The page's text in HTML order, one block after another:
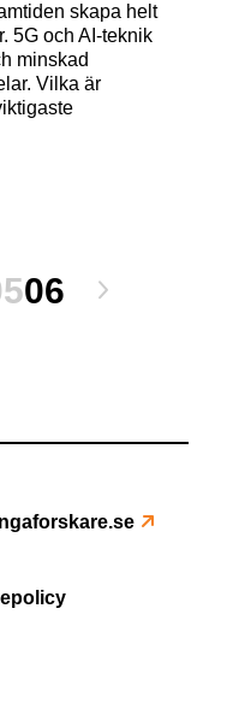
skapa helt
5G och AI-teknik
minskad
Vilka är
06